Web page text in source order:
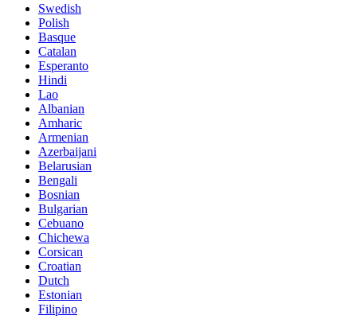
Swedish
Polish
Basque
Catalan
Esperanto
Hindi
Lao
Albanian
Amharic
Armenian
Azerbaijani
Belarusian
Bengali
Bosnian
Bulgarian
Cebuano
Chichewa
Corsican
Croatian
Dutch
Estonian
Filipino